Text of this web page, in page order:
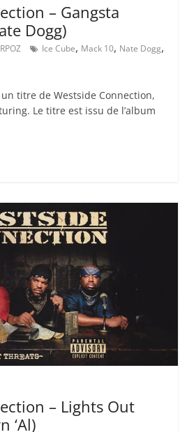
– Gangsta
Dogg)
Ice Cube, Mack 10, Nate Dogg,
titre de Westside Connection,
Le titre est issu de l’album
– Lights Out
‘Al)